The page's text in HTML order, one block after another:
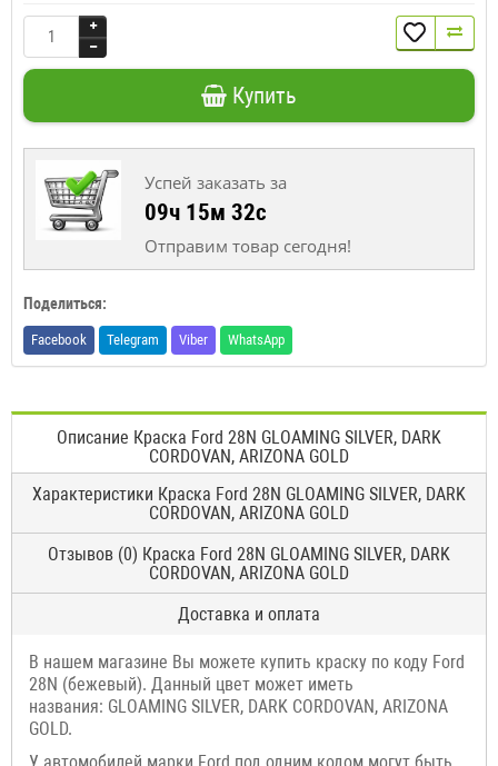
Купить
Успей заказать за
09ч 15м 31с
Отправим товар сегодня!
Поделиться:
Facebook Telegram Viber WhatsApp
Описание Краска Ford 28N GLOAMING SILVER, DARK
CORDOVAN, ARIZONA GOLD
Характеристики Краска Ford 28N GLOAMING SILVER, DARK
CORDOVAN, ARIZONA GOLD
Отзывов (0) Краска Ford 28N GLOAMING SILVER, DARK
CORDOVAN, ARIZONA GOLD
Доставка и оплата
В нашем магазине Вы можете купить краску по коду Ford
28N (бежевый). Данный цвет может иметь
названия: GLOAMING SILVER, DARK CORDOVAN, ARIZONA
GOLD.
У автомобилей марки Ford под одним кодом могут быть